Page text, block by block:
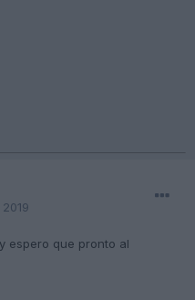
espero que pronto al